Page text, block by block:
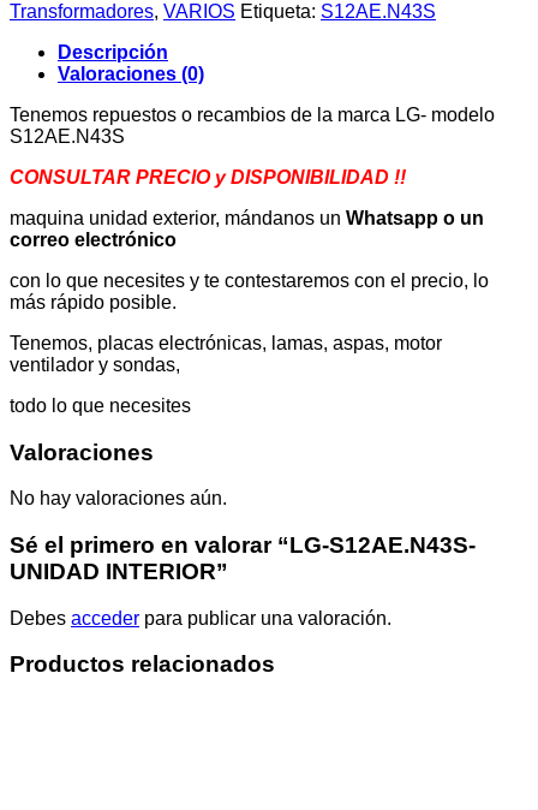
Transformadores, VARIOS Etiqueta: S12AE.N43S
Descripción
Valoraciones (0)
Tenemos repuestos o recambios de la marca LG- modelo
S12AE.N43S
CONSULTAR PRECIO y DISPONIBILIDAD !!
maquina unidad exterior, mándanos un Whatsapp o un
correo electrónico
con lo que necesites y te contestaremos con el precio, lo
más rápido posible.
Tenemos, placas electrónicas, lamas, aspas, motor
ventilador y sondas,
todo lo que necesites
Valoraciones
No hay valoraciones aún.
Sé el primero en valorar “LG-S12AE.N43S-
UNIDAD INTERIOR”
Debes acceder para publicar una valoración.
Productos relacionados